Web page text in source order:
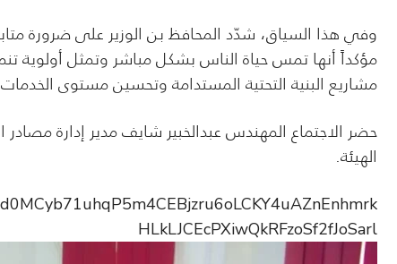
وفي هذا السياق، شدّد المحافظ بن الوزير على ضرورة
مؤكداً أنها تمس حياة الناس بشكل مباشر وتمثل أولوية
مشاريع البنية التحتية المستدامة وتحسين مستوى
حضر الاجتماع المهندس عبدالخبير شايف مدير إدارة
الهيئة.
HLkLJCEcPXiwQkRFzoSf2fJoSarl